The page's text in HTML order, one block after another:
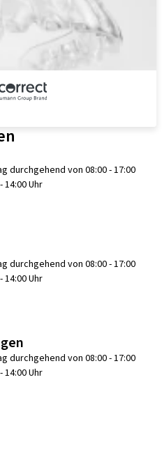
durchgehend von 08:00 - 17:00
Uhr
durchgehend von 08:00 - 17:00
Uhr
durchgehend von 08:00 - 17:00
Uhr